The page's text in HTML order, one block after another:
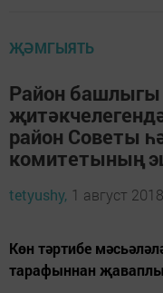
ҖӘМГЫЯТЬ
Район
район Советы
комитетының
tetyushy, 1 август
Көн тәртибе
тарафыннан җаваплы